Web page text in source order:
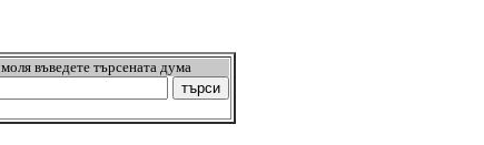
моля въведете търсената дума